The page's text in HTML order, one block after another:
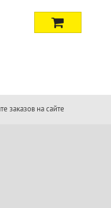
заказов на сайте